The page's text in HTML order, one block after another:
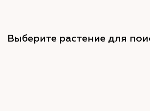
Выберите растение для